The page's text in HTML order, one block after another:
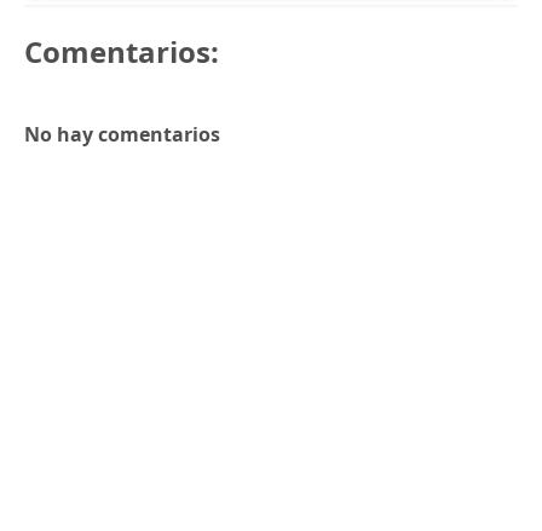
Comentarios:
No hay comentarios